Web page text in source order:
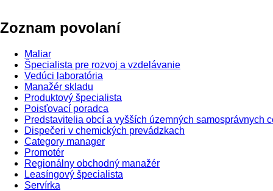
Zoznam povolaní
Maliar
Špecialista pre rozvoj a vzdelávanie
Vedúci laboratória
Manažér skladu
Produktový špecialista
Poisťovací poradca
Predstavitelia obcí a vyšších územných samosprávnych
Dispečeri v chemických prevádzkach
Category manager
Promotér
Regionálny obchodný manažér
Leasíngový špecialista
Servírka